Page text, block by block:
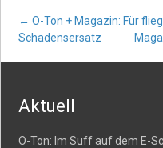
Post
← O-Ton + Magazin: Für
Schadensersatz
Aktuell
O-Ton: Im Suff auf dem E-